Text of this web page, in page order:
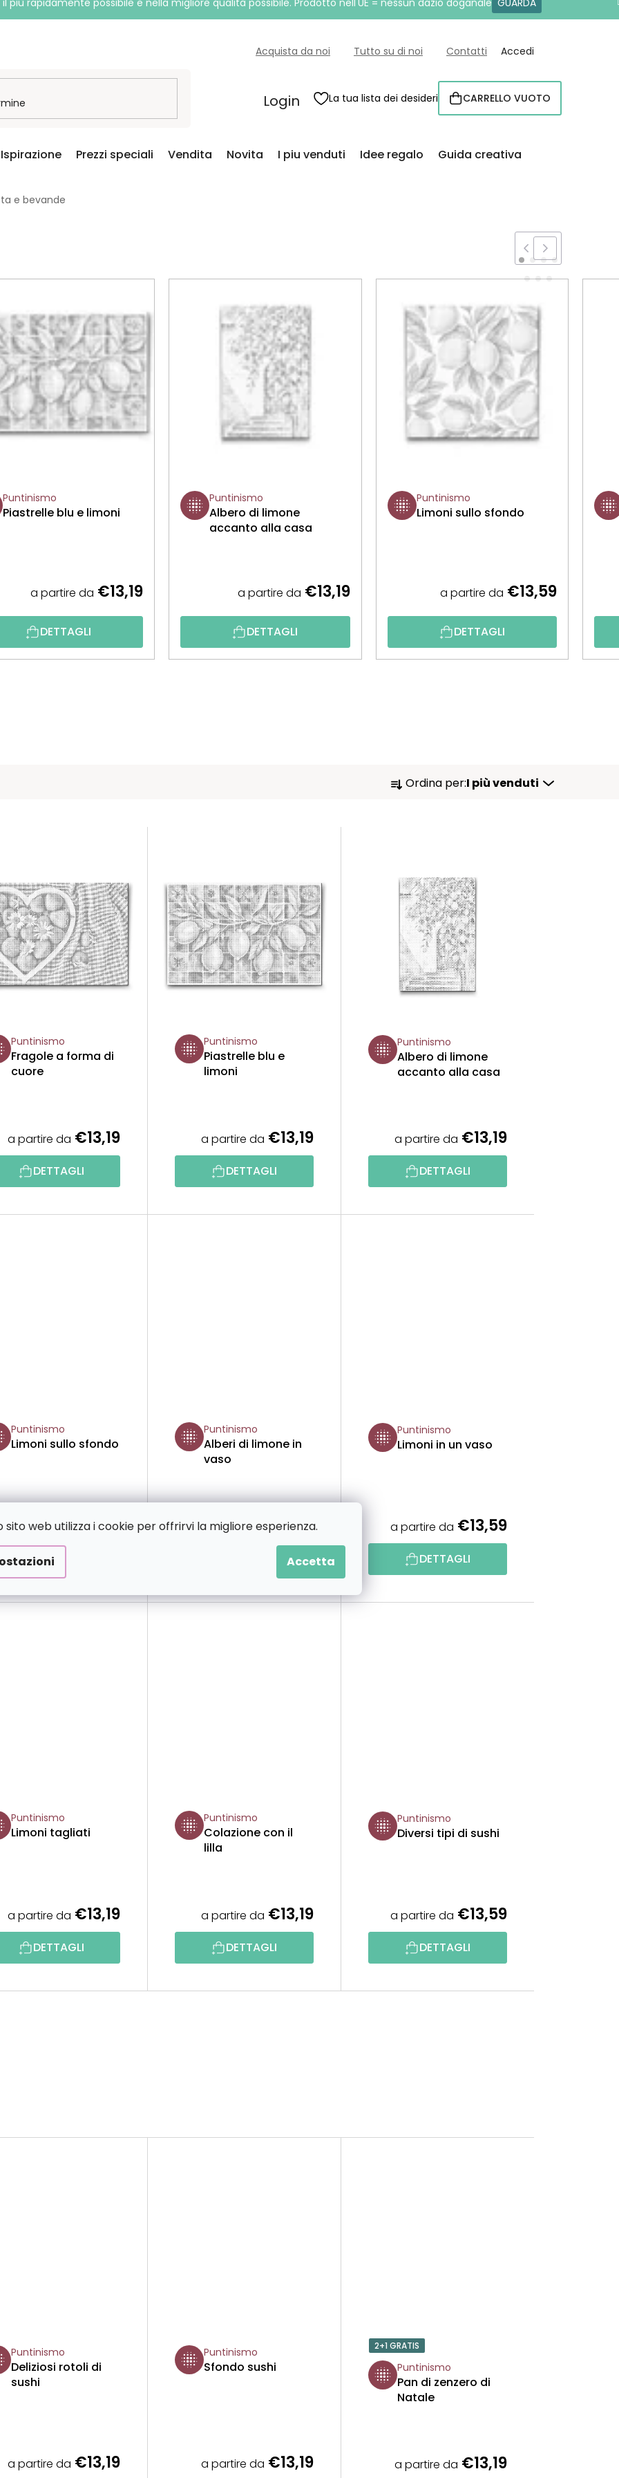
sito web utilizza i cookie per offrirvi la migliore esperienza.
Accetta
rapidamente possibile e nella migliore qualità possibile. Prodotto nell'UE = nessun dazio doganale GUARDA
Acquista da noi Tutto su di noi Contatti Accedi
Login La tua lista dei desideri CARRELLO
CARRELLO VUOTO
Ispirazione Prezzi speciali Vendita Novita I piu venduti Idee regalo Guida creativa
e bevande
Puntinismo
Piastrelle blu e limoni
a partire da €13,19
DETTAGLI
Puntinismo
Albero di limone
accanto alla casa
a partire da €13,19
DETTAGLI
Puntinismo
Limoni sullo sfondo
a partire da €13,59
DETTAGLI
O
N
A
M
E
T
O
R
O
Ordina per:I più venduti
Puntinismo
Fragole a forma di
cuore
a partire da €13,19
DETTAGLI
Puntinismo
Piastrelle blu e
limoni
a partire da €13,19
DETTAGLI
Puntinismo
Albero di limone
accanto alla casa
a partire da €13,19
DETTAGLI
Puntinismo
Limoni sullo sfondo
a partire da€13,59
DETTAGLI
Puntinismo
Alberi di limone in
vaso
a partire da€13,19
Puntinismo
Limoni in un vaso
a partire da €13,59
DETTAGLI
Puntinismo
Limoni tagliati
a partire da €13,19
DETTAGLI
Puntinismo
Colazione con il
lilla
a partire da €13,19
DETTAGLI
Puntinismo
Diversi tipi di sushi
a partire da €13,59
DETTAGLI
Puntinismo
Deliziosi rotoli di
sushi
a partire da €13,19
Puntinismo
Sfondo sushi
a partire da €13,19
2+1 GRATIS
Puntinismo
Pan di zenzero di
Natale
a partire da €13,19